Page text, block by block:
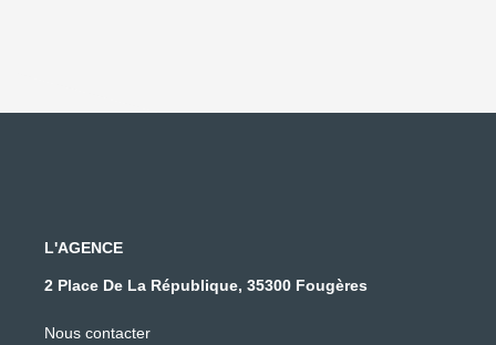
L'AGENCE
2 Place De La République, 35300 Fougères
Nous contacter